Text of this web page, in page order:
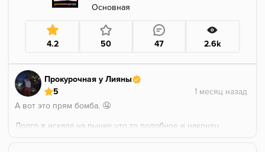
Основная
4.2 50 47 2.6k
Прокурочная у Лияны
5
А вот это прям бомба. 🤤
Долго я искала на рынке что то подобное и наконец